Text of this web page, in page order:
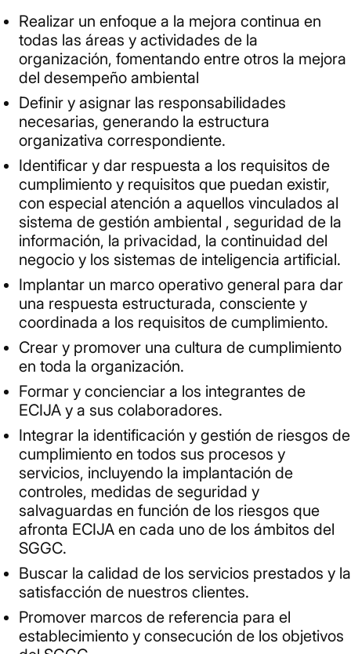
Realizar un enfoque a la mejora continua en
todas las áreas y actividades de la
organización, fomentando entre otros la mejora
del desempeño ambiental
Definir y asignar las responsabilidades
necesarias, generando la estructura
organizativa correspondiente.
Identificar y dar respuesta a los requisitos de
cumplimiento y requisitos que puedan existir,
con especial atención a aquellos vinculados al
sistema de gestión ambiental , seguridad de la
información, la privacidad, la continuidad del
negocio y los sistemas de inteligencia artificial.
Implantar un marco operativo general para dar
una respuesta estructurada, consciente y
coordinada a los requisitos de cumplimiento.
Crear y promover una cultura de cumplimiento
en toda la organización.
Formar y concienciar a los integrantes de
ECIJA y a sus colaboradores.
Integrar la identificación y gestión de riesgos de
cumplimiento en todos sus procesos y
servicios, incluyendo la implantación de
controles, medidas de seguridad y
salvaguardas en función de los riesgos que
afronta ECIJA en cada uno de los ámbitos del
SGGC.
Buscar la calidad de los servicios prestados y la
satisfacción de nuestros clientes.
Promover marcos de referencia para el
establecimiento y consecución de los objetivos